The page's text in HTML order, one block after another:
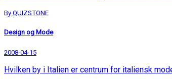
By QUIZSTONE
Design og Mode
2008-04-15
Hvilken by i Italien er centrum for italiensk